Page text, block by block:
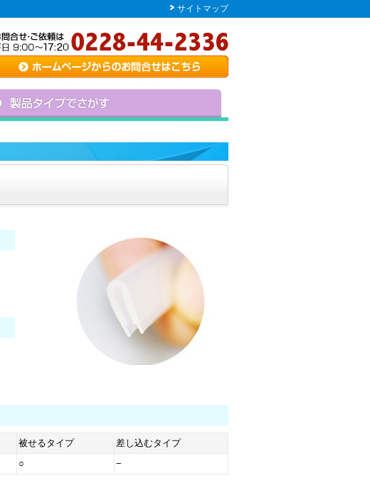
サイトマップ
被せるタイプ
差し込むタイプ
○ −